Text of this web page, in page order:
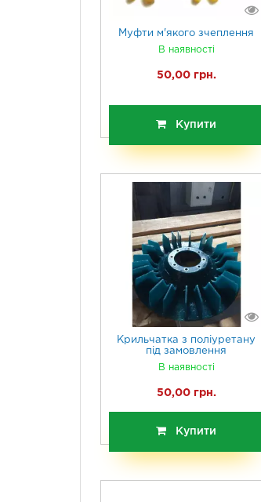
Муфти м'якого зчеплення
В наявності
50,00 грн.
Купити
Крильчатка з поліуретану
під замовлення
В наявності
50,00 грн.
Купити